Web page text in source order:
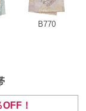
B770
OFF！